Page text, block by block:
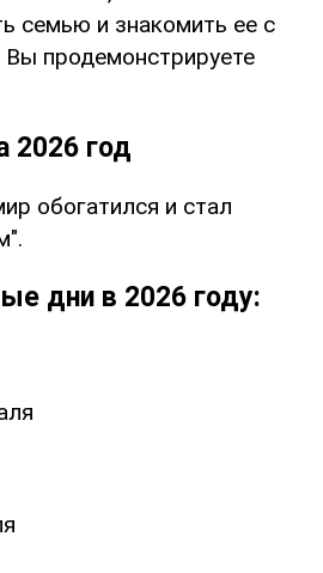
семью и знакомить ее с
продемонстрируете
2026 год
обогатился и стал
дни в 2026 году: